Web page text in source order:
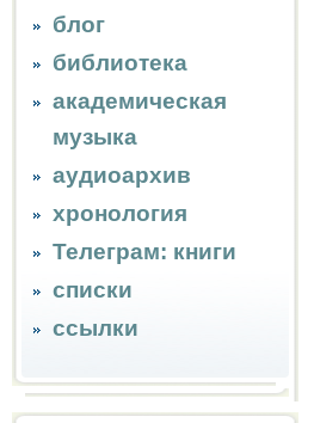
блог
библиотека
академическая
музыка
аудиоархив
хронология
Телеграм: книги
списки
ссылки